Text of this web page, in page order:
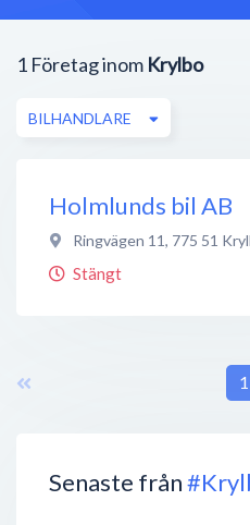
Senaste från
1 Företag inom Krylbo
BILHANDLARE
Holmlunds bil AB
Ringvägen 11, 775 51
Stängt
1